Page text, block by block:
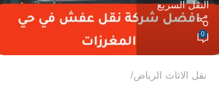
النقل السريع
0
نقل الاثاث الرياض